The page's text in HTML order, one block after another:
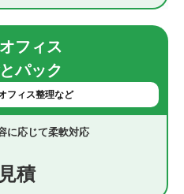
フィス
パック
フィス整理など
に応じて柔軟対応
積